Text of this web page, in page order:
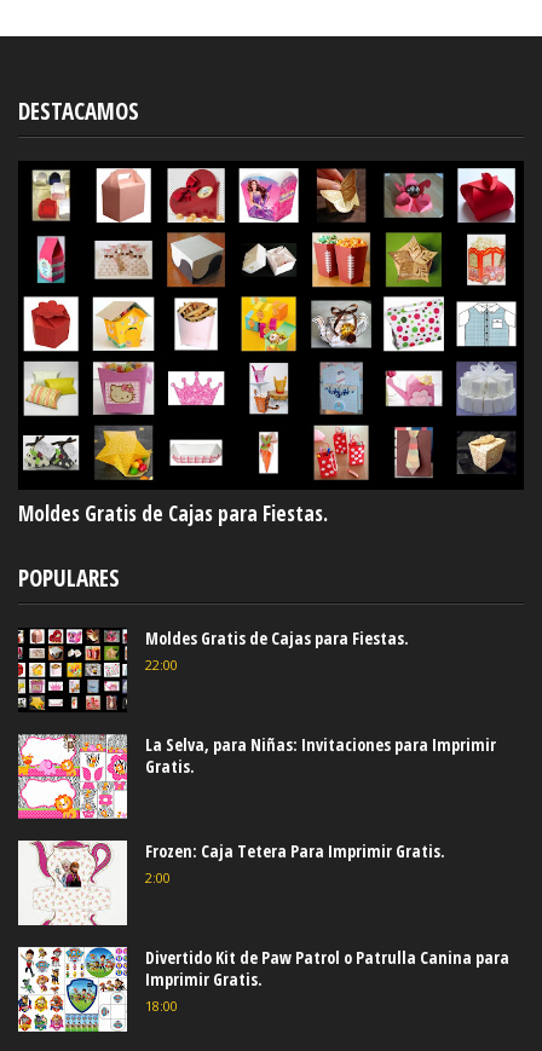
DESTACAMOS
Moldes Gratis de Cajas para Fiestas.
POPULARES
Moldes Gratis de Cajas para Fiestas.
22:00
La Selva, para Niñas: Invitaciones para Imprimir
Gratis.
Frozen: Caja Tetera Para Imprimir Gratis.
2:00
Divertido Kit de Paw Patrol o Patrulla Canina para
Imprimir Gratis.
18:00